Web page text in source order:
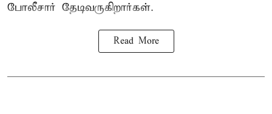
போலீசார் தேடிவருகிறார்கள்.
Read More